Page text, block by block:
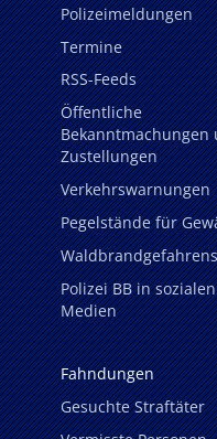
Polizeimeldungen
Termine
RSS-Feeds
Öffentliche
Bekanntmachungen
Zustellungen
Verkehrswarnungen
Pegelstände für
Polizei BB in sozialen
Medien
Fahndungen
Gesuchte Straftäter